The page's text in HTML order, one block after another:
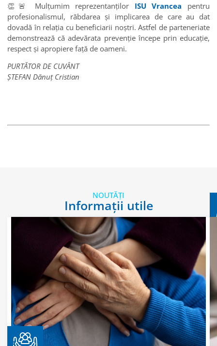
👏🚨 Mulțumim reprezentanților ISU Vrancea pentru
profesionalismul, răbdarea și implicarea de care au dat
dovadă în relația cu beneficiarii noștri. Astfel de parteneriate
demonstrează că adevărata prevenție începe prin educație,
respect și apropiere față de oameni.
PURTĂTOR DE CUVÂNT
ȘTEFAN Dănuț Cristian
NOUTĂȚI
Informații utile